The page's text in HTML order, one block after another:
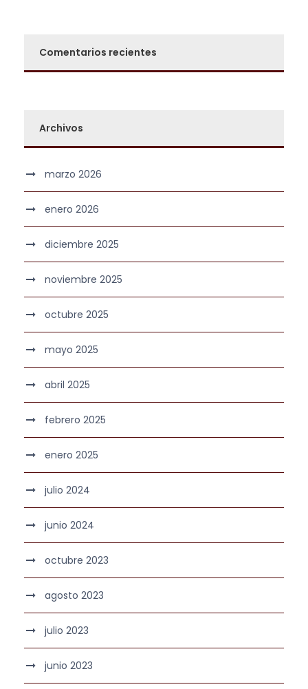
Comentarios recientes
Archivos
marzo 2026
enero 2026
diciembre 2025
noviembre 2025
octubre 2025
mayo 2025
abril 2025
febrero 2025
enero 2025
julio 2024
junio 2024
octubre 2023
agosto 2023
julio 2023
junio 2023